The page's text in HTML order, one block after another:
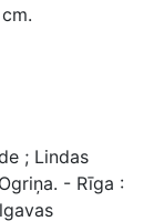
; Lindas
- Rīga :